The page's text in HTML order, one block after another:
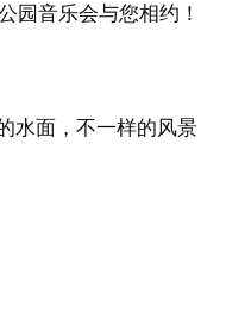
园音乐会与您相约！
水面，不一样的风景